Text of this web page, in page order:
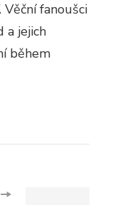
fanoušci
a jejich
během